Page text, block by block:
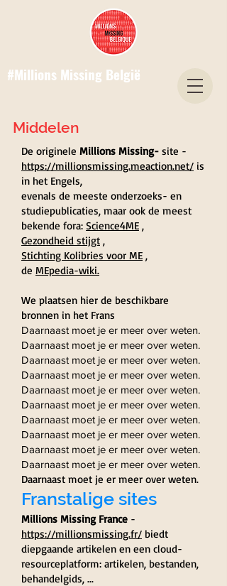
#Millions Missing België
Middelen
De originele Millions Missing- site -
https://millionsmissing.meaction.net/ is
in het Engels,
evenals de meeste onderzoeks- en
studiepublicaties, maar ook de meest
bekende fora: Science4ME ,
Gezondheid stijgt ,
Stichting Kolibries voor ME ,
de MEpedia-wiki.
We plaatsen hier de beschikbare
bronnen in het Frans
Daarnaast moet je er meer over weten.
Daarnaast moet je er meer over weten.
Daarnaast moet je er meer over weten.
Daarnaast moet je er meer over weten.
Daarnaast moet je er meer over weten.
Daarnaast moet je er meer over weten.
Daarnaast moet je er meer over weten.
Daarnaast moet je er meer over weten.
Daarnaast moet je er meer over weten.
Daarnaast moet je er meer over weten.
Daarnaast moet je er meer over weten.
Franstalige sites
Millions Missing France -
https://millionsmissing.fr/ biedt
diepgaande artikelen en een cloud-
resourceplatform: artikelen, bestanden,
behandelgids, ...